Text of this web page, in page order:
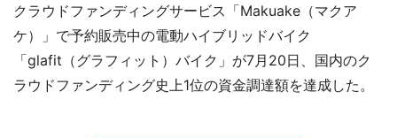
クラウドファンディングサービス「Makuake（マクア
ケ）」で予約販売中の電動ハイブリッドバイク
「glafit（グラフィット）バイク」が7月20日、国内のク
ラウドファンディング史上1位の資金調達額を達成した。